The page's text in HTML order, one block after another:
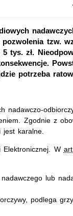
tzw.
tys. zł.
potrzeba
nadawczo-
Zgodnie z
karalne.
W
lub
podlega